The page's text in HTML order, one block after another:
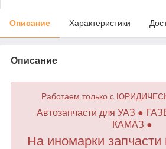
Описание Характеристики
Описание
Работаем только с
Автозапчасти для УАЗ ●
КАМАЗ ●
На иномарки